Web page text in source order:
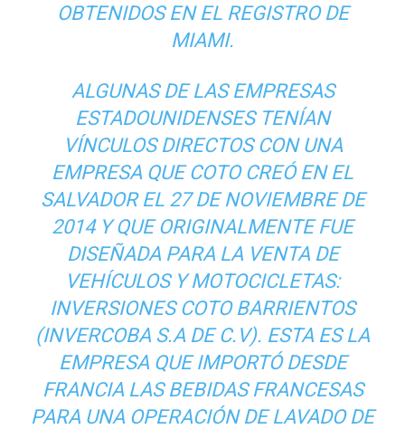
OBTENIDOS EN EL REGISTRO DE
MIAMI.
ALGUNAS DE LAS EMPRESAS
ESTADOUNIDENSES TENÍAN
VÍNCULOS DIRECTOS CON UNA
EMPRESA QUE COTO CREÓ EN EL
SALVADOR EL 27 DE NOVIEMBRE DE
2014 Y QUE ORIGINALMENTE FUE
DISEÑADA PARA LA VENTA DE
VEHÍCULOS Y MOTOCICLETAS:
INVERSIONES COTO BARRIENTOS
(INVERCOBA S.A DE C.V). ESTA ES LA
EMPRESA QUE IMPORTÓ DESDE
FRANCIA LAS BEBIDAS FRANCESAS
PARA UNA OPERACIÓN DE LAVADO DE